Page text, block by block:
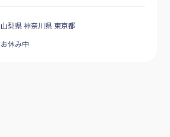
山梨県 神奈川県 東京都
お休み中